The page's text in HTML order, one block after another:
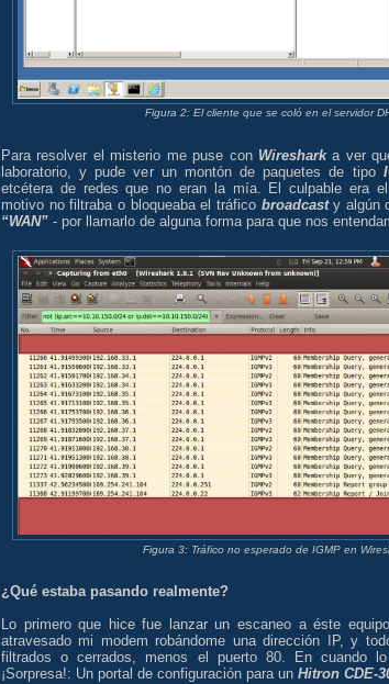
Figura 2: El cliente que se coló en el servidor
Para resolver el misterio me puse con Wiresharka ver
laboratorio, y pude ver un montón de paquetes de tipo
etcétera de redes que no eran la mía. El culpable era el
motivo no filtraba o bloqueaba el tráfico broadcasty algún
“WAN” - por llamarlo de alguna forma para que nos
Figura 3: Tráfico no esperado de IGMP en
¿Qué estaba pasando realmente?
Lo primero que hice fue lanzar un escaneo a éste
atravesado mi modem robándome una dirección IP, y
filtrados o cerrados, menos el puerto 80. En cuando
¡Sorpresa!: Un portal de configuración para un Hitron CDE-